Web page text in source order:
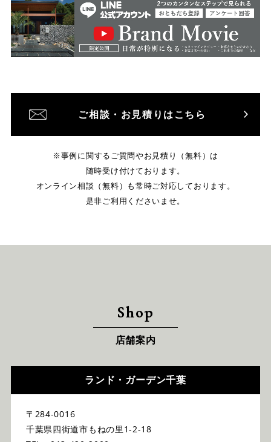
ご相談・お見積りはこちら
※事例に関するご質問やお見積り（無料）は
随時受け付けております。
オンライン相談（無料）も常時ご対応しております。
是非ご利用くださいませ。
Shop
店舗案内
ランド・ガーデン千葉
〒284-0016
千葉県四街道市もねの里1-2-18